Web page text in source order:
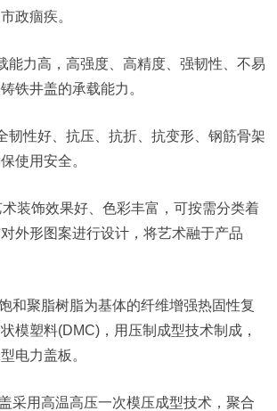
政痼疾。
高，高强度、高精度、强韧性、不易
铁井盖的承载能力。
好、抗压、抗折、抗变形、钢筋骨架
使用安全。
饰效果好、色彩丰富，可按需分类着
外形图案进行设计，将艺术融于产品
聚脂树脂为基体的纤维增强热固性复
模塑料(DMC)，用压制成型技术制成，
电力盖板。
用高温高压一次模压成型技术，聚合